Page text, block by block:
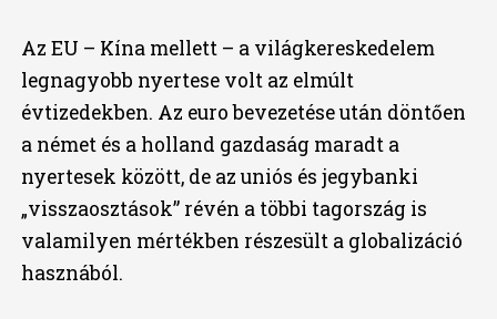
Az EU – Kína mellett – a világkereskedelem
legnagyobb nyertese volt az elmúlt
évtizedekben. Az euro bevezetése után döntően
a német és a holland gazdaság maradt a
nyertesek között, de az uniós és jegybanki
„visszaosztások” révén a többi tagország is
valamilyen mértékben részesült a globalizáció
hasznából.